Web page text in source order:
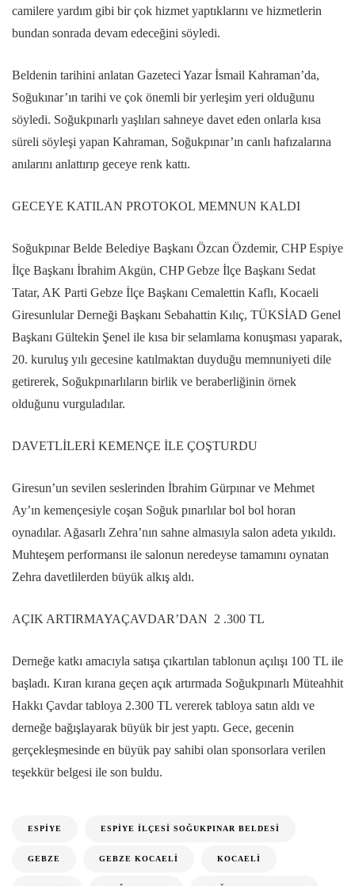
camilere yardım gibi bir çok hizmet yaptıklarını ve hizmetlerin
bundan sonrada devam edeceğini söyledi.
Beldenin tarihini anlatan Gazeteci Yazar İsmail Kahraman’da,
Soğukınar’ın tarihi ve çok önemli bir yerleşim yeri olduğunu
söyledi. Soğukpınarlı yaşlıları sahneye davet eden onlarla kısa
süreli söyleşi yapan Kahraman, Soğukpınar’ın canlı hafızalarına
anılarını anlattırıp geceye renk kattı.
GECEYE KATILAN PROTOKOL MEMNUN KALDI
Soğukpınar Belde Belediye Başkanı Özcan Özdemir, CHP Espiye
İlçe Başkanı İbrahim Akgün, CHP Gebze İlçe Başkanı Sedat
Tatar, AK Parti Gebze İlçe Başkanı Cemalettin Kaflı, Kocaeli
Giresunlular Derneği Başkanı Sebahattin Kılıç, TÜKSİAD Genel
Başkanı Gültekin Şenel ile kısa bir selamlama konuşması yaparak,
20. kuruluş yılı gecesine katılmaktan duyduğu memnuniyeti dile
getirerek, Soğukpınarlıların birlik ve beraberliğinin örnek
olduğunu vurguladılar.
DAVETLİLERİ KEMENÇE İLE ÇOŞTURDU
Giresun’un sevilen seslerinden İbrahim Gürpınar ve Mehmet
Ay’ın kemençesiyle coşan Soğuk pınarlılar bol bol horan
oynadılar. Ağasarlı Zehra’nın sahne almasıyla salon adeta yıkıldı.
Muhteşem performansı ile salonun neredeyse tamamını oynatan
Zehra davetlilerden büyük alkış aldı.
AÇIK ARTIRMAYAÇAVDAR’DAN 2 .300 TL
Derneğe katkı amacıyla satışa çıkartılan tablonun açılışı 100 TL ile
başladı. Kıran kırana geçen açık artırmada Soğukpınarlı Müteahhit
Hakkı Çavdar tabloya 2.300 TL vererek tabloya satın aldı ve
derneğe bağışlayarak büyük bir jest yaptı. Gece, gecenin
gerçekleşmesinde en büyük pay sahibi olan sponsorlara verilen
teşekkür belgesi ile son buldu.
ESPIYE ESPIYE İLÇESI SOĞUKPINAR BELDESI
GEBZE GEBZE KOCAELI KOCAELI